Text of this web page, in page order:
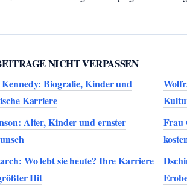
NICHT VERPASSEN
Biografie, Kinder und
Karriere
Alter, Kinder und ernster
Frau
Wo lebt sie heute? Ihre Karriere
Hit